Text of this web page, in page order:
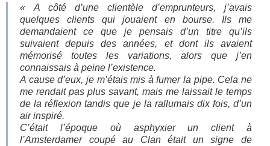
« A côté d’une clientèle d’emprunteurs, j’avais
quelques clients qui jouaient en bourse. Ils me
demandaient ce que je pensais d’un titre qu’ils
suivaient depuis des années, et dont ils avaient
mémorisé toutes les variations, alors que j’en
connaissais à peine l’existence.
A cause d’eux, je m’étais mis à fumer la pipe. Cela ne
me rendait pas plus savant, mais me laissait le temps
de la réflexion tandis que je la rallumais dix fois, d’un
air inspiré.
C’était l’époque où asphyxier un client à
l’Amsterdamer coupé au Clan était un signe de